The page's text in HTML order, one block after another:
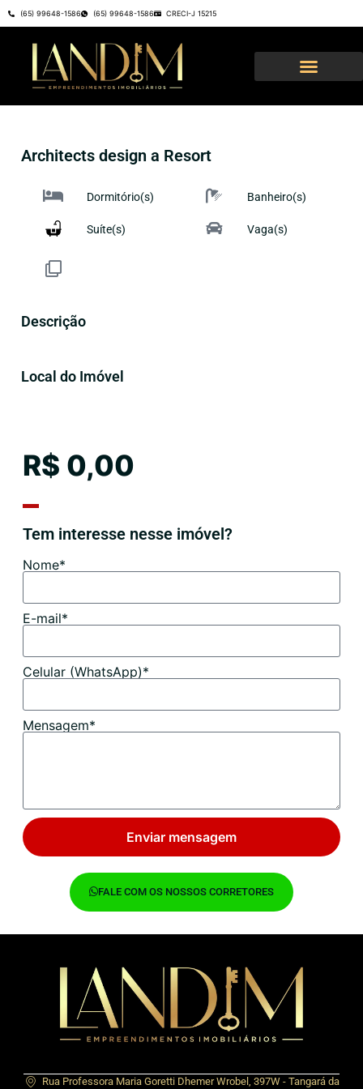
(65) 99648-1586 (65) 99648-1586 CRECI-J 15215
Architects design a Resort
Dormitório(s) Banheiro(s)
Suíte(s) Vaga(s)
Descrição
Local do Imóvel
R$ 0,00
Tem interesse nesse imóvel?
Nome*
E-mail*
Celular (WhatsApp)*
Mensagem*
Enviar mensagem
FALE COM OS NOSSOS CORRETORES
Rua Professora Maria Goretti Dhemer Wrobel, 397W - Tangará da